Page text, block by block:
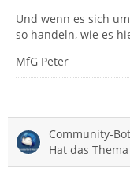
Und wenn es sich
so handeln, wie es
MfG Peter
Community-Bot
Hat das